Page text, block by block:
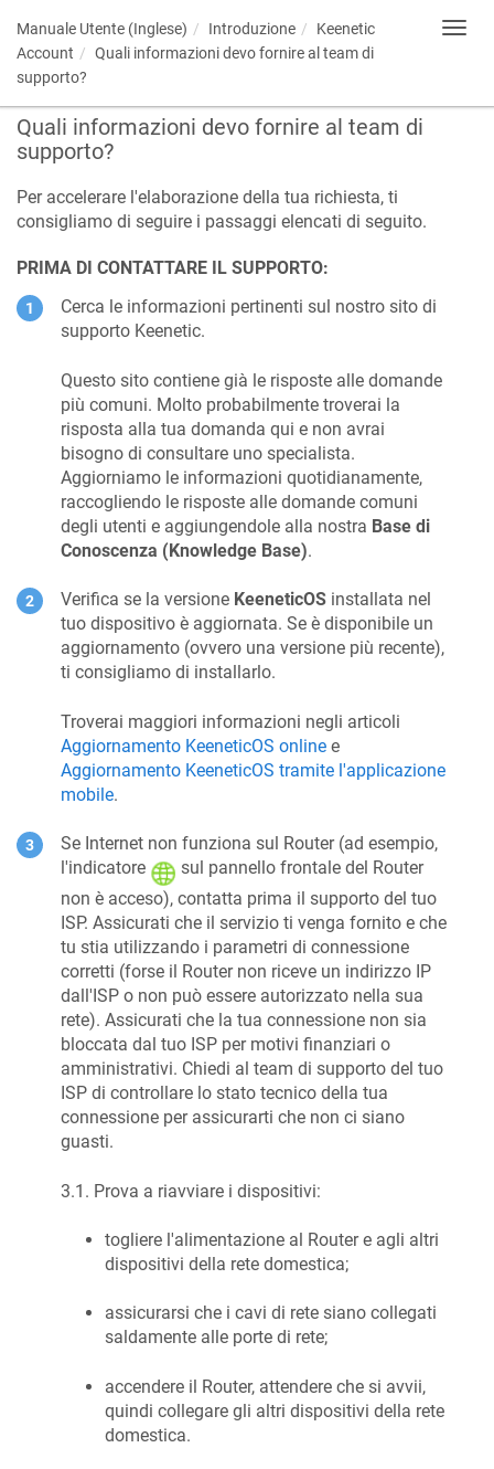
Manuale Utente (Inglese) Introduzione
Keenetic
Account
Quali informazioni devo fornire al team di
supporto?
Quali informazioni devo fornire al team di
supporto?
Per accelerare l'elaborazione della tua richiesta, ti
consigliamo di seguire i passaggi elencati di seguito.
PRIMA DI CONTATTARE IL SUPPORTO:
Cerca le informazioni pertinenti sul nostro sito di
supporto Keenetic.
Questo sito contiene già le risposte alle domande
più comuni. Molto probabilmente troverai la
risposta alla tua domanda qui e non avrai
bisogno di consultare uno specialista.
Aggiorniamo le informazioni quotidianamente,
raccogliendo le risposte alle domande comuni
degli utenti e aggiungendole alla nostra Base di
Conoscenza (Knowledge Base).
Verifica se la versione KeeneticOS installata nel
tuo dispositivo è aggiornata. Se è disponibile un
aggiornamento (ovvero una versione più recente),
ti consigliamo di installarlo.
Troverai maggiori informazioni negli articoli
Aggiornamento KeeneticOS online e
Aggiornamento KeeneticOS tramite l'applicazione
mobile.
Se Internet non funziona sul Router (ad esempio,
l'indicatore
sul pannello frontale del Router
non è acceso), contatta prima il supporto del tuo
ISP. Assicurati che il servizio ti venga fornito e che
tu stia utilizzando i parametri di connessione
corretti (forse il Router non riceve un indirizzo IP
dall'ISP o non può essere autorizzato nella sua
rete). Assicurati che la tua connessione non sia
bloccata dal tuo ISP per motivi finanziari o
amministrativi. Chiedi al team di supporto del tuo
ISP di controllare lo stato tecnico della tua
connessione per assicurarti che non ci siano
guasti.
3.1. Prova a riavviare i dispositivi:
togliere l'alimentazione al Router e agli altri
dispositivi della rete domestica;
assicurarsi che i cavi di rete siano collegati
saldamente alle porte di rete;
accendere il Router, attendere che si avvii,
quindi collegare gli altri dispositivi della rete
domestica.